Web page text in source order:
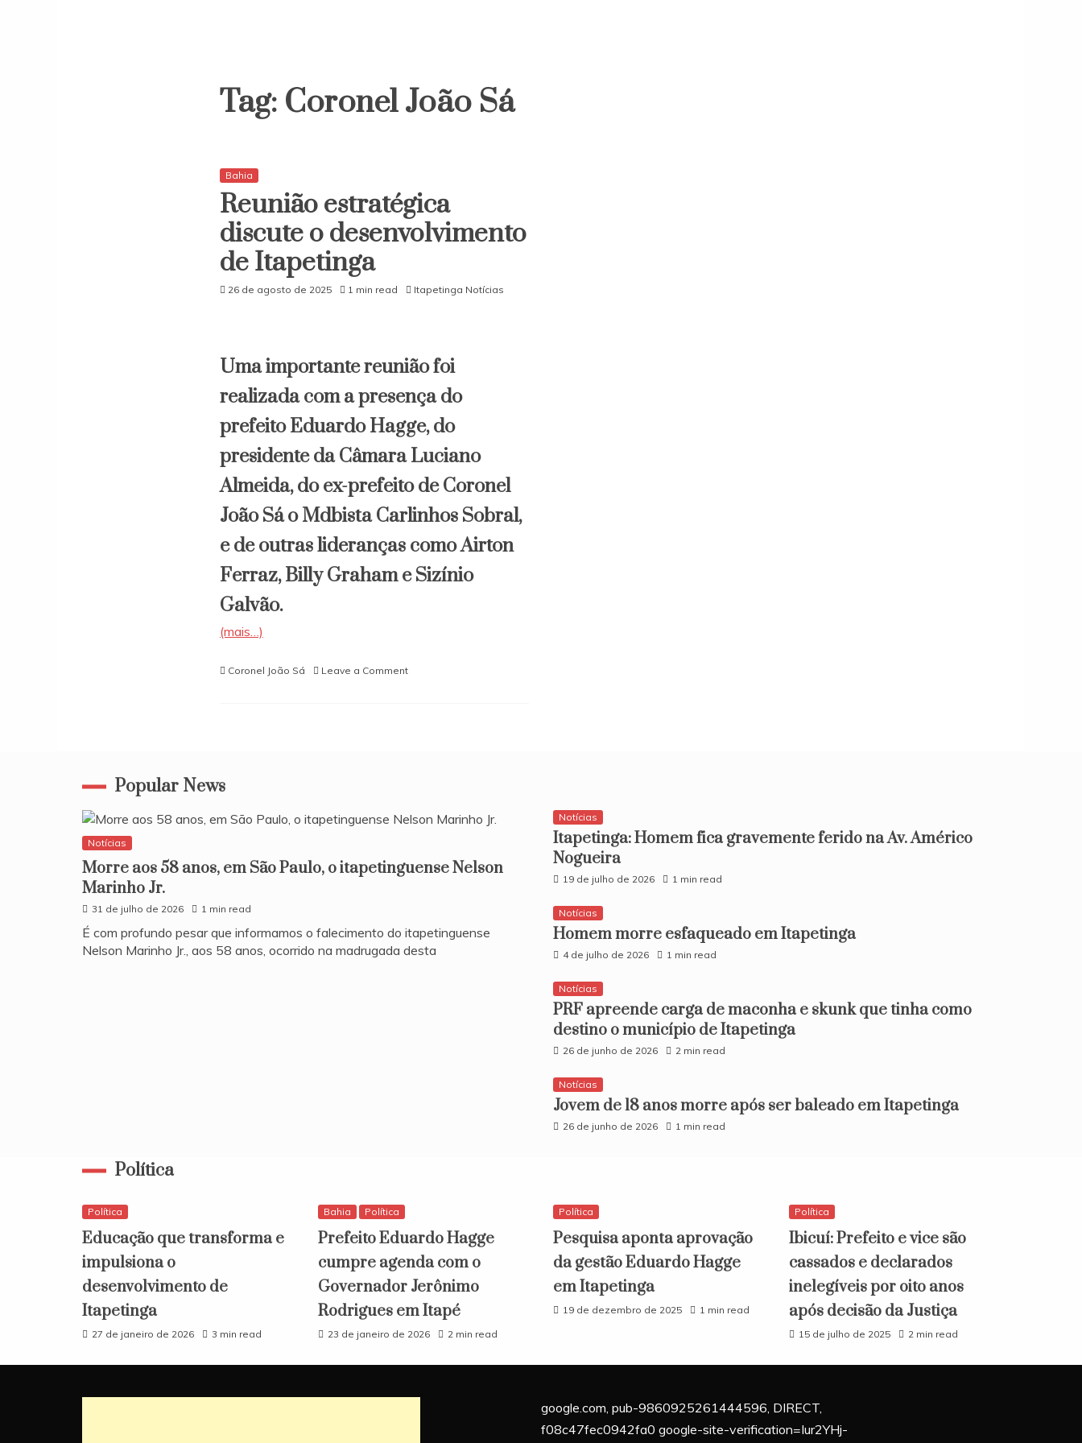
Tag: Coronel João Sá
Bahia
Reunião estratégica
discute o desenvolvimento
de Itapetinga
26 de agosto de 2025 1 min read Itapetinga Notícias
Uma importante reunião foi
realizada com a presença do
prefeito Eduardo Hagge, do
presidente da Câmara Luciano
Almeida, do ex-prefeito de Coronel
João Sá o Mdbista Carlinhos Sobral,
e de outras lideranças como Airton
Ferraz, Billy Graham e Sizínio
Galvão.
(mais…)
Coronel João Sá Leave a Commenton
Popular News
Notícias
Morre aos 58 anos, em São Paulo, o itapetinguense Nelson
Marinho Jr.
31 de julho de 2026 1 min read
​É com profundo pesar que informamos o falecimento do itapetinguense
Nelson Marinho Jr., aos 58 anos, ocorrido na madrugada desta
Notícias
Itapetinga: Homem fica gravemente ferido na Av. Américo
Nogueira
19 de julho de 2026 1 min read
Notícias
Homem morre esfaqueado em Itapetinga
4 de julho de 2026 1 min read
Notícias
PRF apreende carga de maconha e skunk que tinha como
destino o município de Itapetinga
26 de junho de 2026 2 min read
Notícias
​Jovem de 18 anos morre após ser baleado em Itapetinga
26 de junho de 2026 1 min read
Política
Política
Educação que transforma e
impulsiona o
desenvolvimento de
Itapetinga
27 de janeiro de 2026 3 min read
Bahia Política
Prefeito Eduardo Hagge
cumpre agenda com o
Governador Jerônimo
Rodrigues em Itapé
23 de janeiro de 2026 2 min read
Política
Pesquisa aponta aprovação
da gestão Eduardo Hagge
em Itapetinga
19 de dezembro de 2025 1 min read
Política
Ibicuí: Prefeito e vice são
cassados e declarados
inelegíveis por oito anos
após decisão da Justiça
15 de julho de 2025 2 min read
google.com, pub-9860925261444596, DIRECT,
f08c47fec0942fa0 google-site-verification=Iur2YHj-